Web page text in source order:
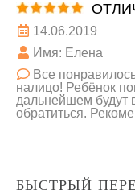
14.06.2019
Имя: Елена
Все
налицо! Ребёнок
дальнейшем будут
обратиться.
БЫСТРЫЙ